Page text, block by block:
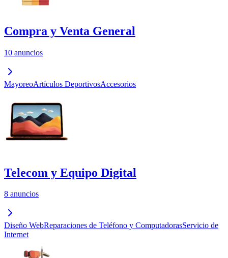
Compra y Venta General
10 anuncios
MayoreoArtículos DeportivosAccesorios
Telecom y Equipo Digital
8 anuncios
Diseño WebReparaciones de Teléfono y ComputadorasServicio de
Internet